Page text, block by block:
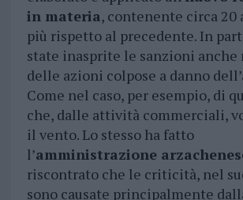
in materia, contenente circa
più rispetto al precedente. In
state inasprite le sanzioni
delle azioni colpose a danno
Come nel caso, per esempio, di
che, dalle attività commerciali,
il vento. Lo stesso ha fatto
l’amministrazione
riscontrato che le criticità, nel
sono causate principalmente